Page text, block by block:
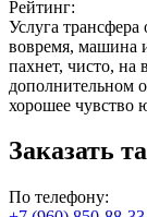
Рейтинг:
Услуга
вовремя, машина
пахнет, чисто, на
дополнительном
хорошее
Заказать
По телефону: